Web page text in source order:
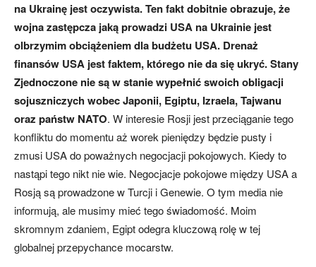
na Ukrainę jest oczywista. Ten fakt dobitnie obrazuje, że
wojna zastępcza jaką prowadzi USA na Ukrainie jest
olbrzymim obciążeniem dla budżetu USA. Drenaż
finansów USA jest faktem, którego nie da się ukryć. Stany
Zjednoczone nie są w stanie wypełnić swoich obligacji
sojuszniczych wobec Japonii, Egiptu, Izraela, Tajwanu
oraz państw NATO. W interesie Rosji jest przeciąganie tego
konfliktu do momentu aż worek pieniędzy będzie pusty i
zmusi USA do poważnych negocjacji pokojowych. Kiedy to
nastąpi tego nikt nie wie. Negocjacje pokojowe między USA a
Rosją są prowadzone w Turcji i Genewie. O tym media nie
informują, ale musimy mieć tego świadomość. Moim
skromnym zdaniem, Egipt odegra kluczową rolę w tej
globalnej przepychance mocarstw.